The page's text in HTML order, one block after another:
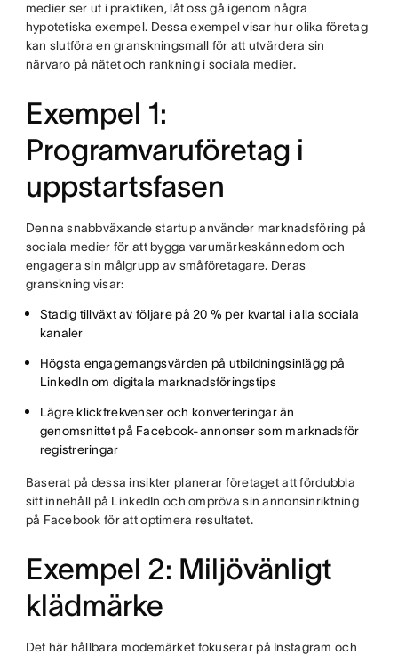
medier ser ut i praktiken, låt oss gå igenom några
hypotetiska exempel. Dessa exempel visar hur olika företag
kan slutföra en granskningsmall för att utvärdera sin
närvaro på nätet och rankning i sociala medier.
Exempel 1:
Programvaruföretag i
uppstartsfasen
Denna snabbväxande startup använder marknadsföring på
sociala medier för att bygga varumärkeskännedom och
engagera sin målgrupp av småföretagare. Deras
granskning visar:
Stadig tillväxt av följare på 20 % per kvartal i alla sociala
kanaler
Högsta engagemangsvärden på utbildningsinlägg på
LinkedIn om digitala marknadsföringstips
Lägre klickfrekvenser och konverteringar än
genomsnittet på Facebook-annonser som marknadsför
registreringar
Baserat på dessa insikter planerar företaget att fördubbla
sitt innehåll på LinkedIn och ompröva sin annonsinriktning
på Facebook för att optimera resultatet.
Exempel 2: Miljövänligt
klädmärke
Det här hållbara modemärket fokuserar på Instagram och